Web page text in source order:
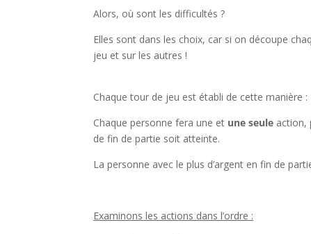
Alors, où sont les difficultés ?
Elles sont dans les choix, car si on découpe
jeu et sur les autres !
Chaque tour de jeu est établi de cette manière :
Chaque personne fera une et une seule action,
de fin de partie soit atteinte.
La personne avec le plus d’argent en fin de
Examinons les actions dans l’ordre :